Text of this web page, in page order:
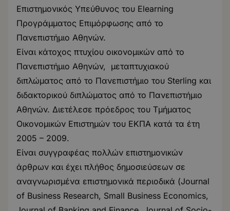
Επιστημονικός Υπεύθυνος του Elearning
Προγράμματος Επιμόρφωσης από το
Πανεπιστήμιο Αθηνών.
Είναι κάτοχος πτυχίου οικονομικών από το
Πανεπιστήμιο Αθηνών, μεταπτυχιακού
διπλώματος από το Πανεπιστήμιο του Sterling και
διδακτορικού διπλώματος από το Πανεπιστήμιο
Αθηνών. Διετέλεσε πρόεδρος του Τμήματος
Οικονομικών Επιστημών του ΕΚΠΑ κατά τα έτη
2005 – 2009.
Είναι συγγραφέας πολλών επιστημονικών
άρθρων και έχει πλήθος δημοσιεύσεων σε
αναγνωρισμένα επιστημονικά περιοδικά (Journal
of Business Research, Small Business Economics,